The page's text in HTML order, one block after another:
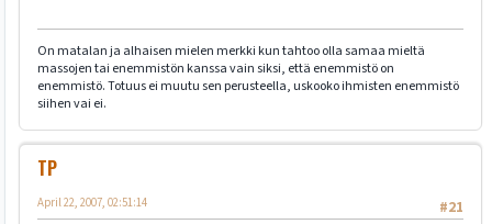
On matalan ja alhaisen mielen merkki kun tahtoo olla samaa mieltä
massojen tai enemmistön kanssa vain siksi, että enemmistö on
enemmistö. Totuus ei muutu sen perusteella, uskooko ihmisten enemmistö
siihen vai ei.
TP
#21
April 22, 2007, 02:51:14